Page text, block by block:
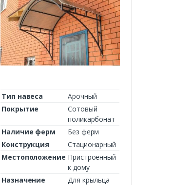
Тип навеса
Арочный
Покрытие
Сотовый
поликарбонат
Наличие ферм
Без ферм
Конструкция
Стационарный
Местоположение Пристроенный
к дому
Назначение
Для крыльца